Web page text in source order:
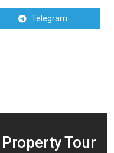
Telegram
Tour